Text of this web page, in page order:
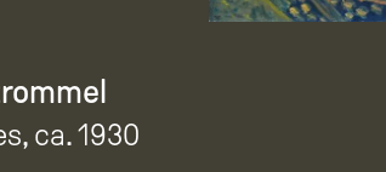
, ca. 1930